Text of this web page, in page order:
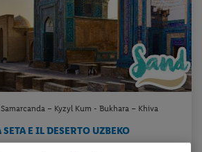
– Kyzyl Kum - Bukhara – Khiva
E IL DESERTO UZBEKO